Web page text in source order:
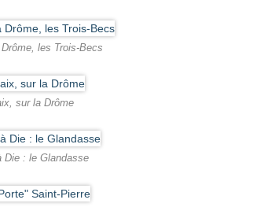
les Trois-Becs
sur la Drôme
Die : le Glandasse